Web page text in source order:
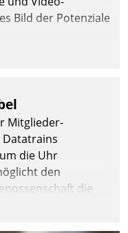
Bild der Potenziale
Mitglieder-
die Uhr
den
die
Tablet oder PC.